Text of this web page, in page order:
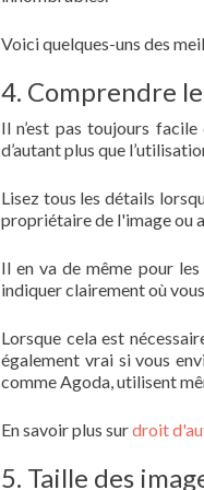
Voici quelques-uns des
4. Comprendre
Il n’est pas toujours
d’autant plus que
Lisez tous les détails
propriétaire de l'image ou
Il en va de même pour
indiquer clairement où
Lorsque cela est
également vrai si vous
comme Agoda, utilisent
En savoir plus surdroit
5. Taille des